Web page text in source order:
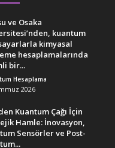
ve Osaka
kuantum
kimyasal
hesaplamalarında
bir...
Hesaplama
2026
Kuantum Çağı İçin
Hamle: İnovasyon,
Sensörler ve Post-